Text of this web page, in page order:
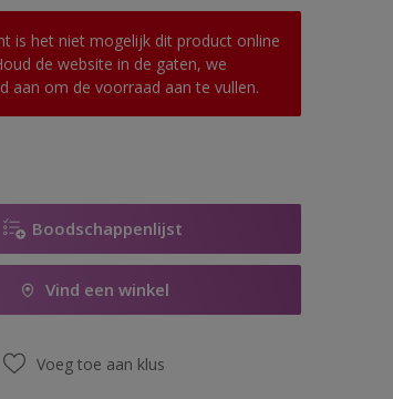
is het niet mogelijk dit product online
de website in de gaten, we
aan om de voorraad aan te vullen.
Boodschappenlijst
Vind een winkel
Voeg toe aan klus